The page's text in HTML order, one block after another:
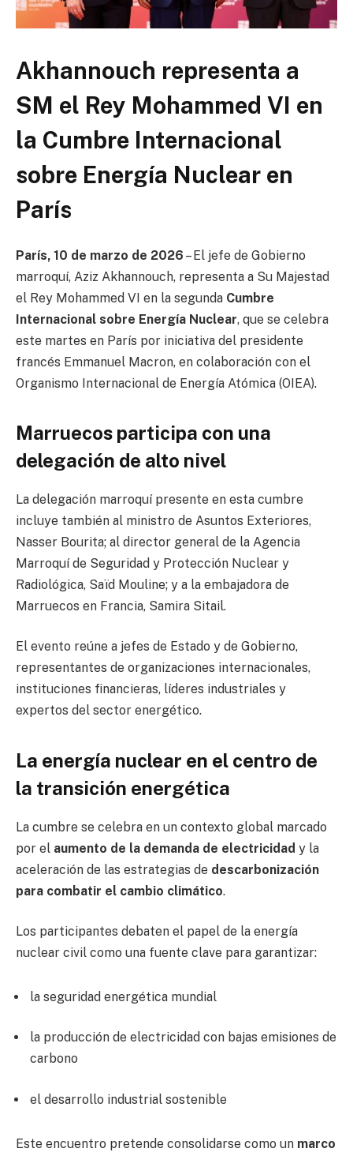
Akhannouch representa a
SM el Rey Mohammed VI en
la Cumbre Internacional
sobre Energía Nuclear en
París
París, 10 de marzo de 2026 – El jefe de Gobierno
marroquí, Aziz Akhannouch, representa a Su Majestad
el Rey Mohammed VI en la segunda Cumbre
Internacional sobre Energía Nuclear, que se celebra
este martes en París por iniciativa del presidente
francés Emmanuel Macron, en colaboración con el
Organismo Internacional de Energía Atómica (OIEA).
Marruecos participa con una
delegación de alto nivel
La delegación marroquí presente en esta cumbre
incluye también al ministro de Asuntos Exteriores,
Nasser Bourita; al director general de la Agencia
Marroquí de Seguridad y Protección Nuclear y
Radiológica, Saïd Mouline; y a la embajadora de
Marruecos en Francia, Samira Sitail.
El evento reúne a jefes de Estado y de Gobierno,
representantes de organizaciones internacionales,
instituciones financieras, líderes industriales y
expertos del sector energético.
La energía nuclear en el centro de
la transición energética
La cumbre se celebra en un contexto global marcado
por el aumento de la demanda de electricidad y la
aceleración de las estrategias de descarbonización
para combatir el cambio climático.
Los participantes debaten el papel de la energía
nuclear civil como una fuente clave para garantizar:
la seguridad energética mundial
la producción de electricidad con bajas emisiones de
carbono
el desarrollo industrial sostenible
Este encuentro pretende consolidarse como un marco